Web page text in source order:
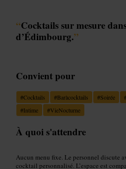
“Cocktails sur mesure
d’Édimbourg.”
Convient pour
#Cocktails #Baràcocktails #Soirée
#Intime #VieNocturne
À quoi s'attendre
Aucun menu fixe. Le personnel discute
cocktail personnalisé. L’espace est